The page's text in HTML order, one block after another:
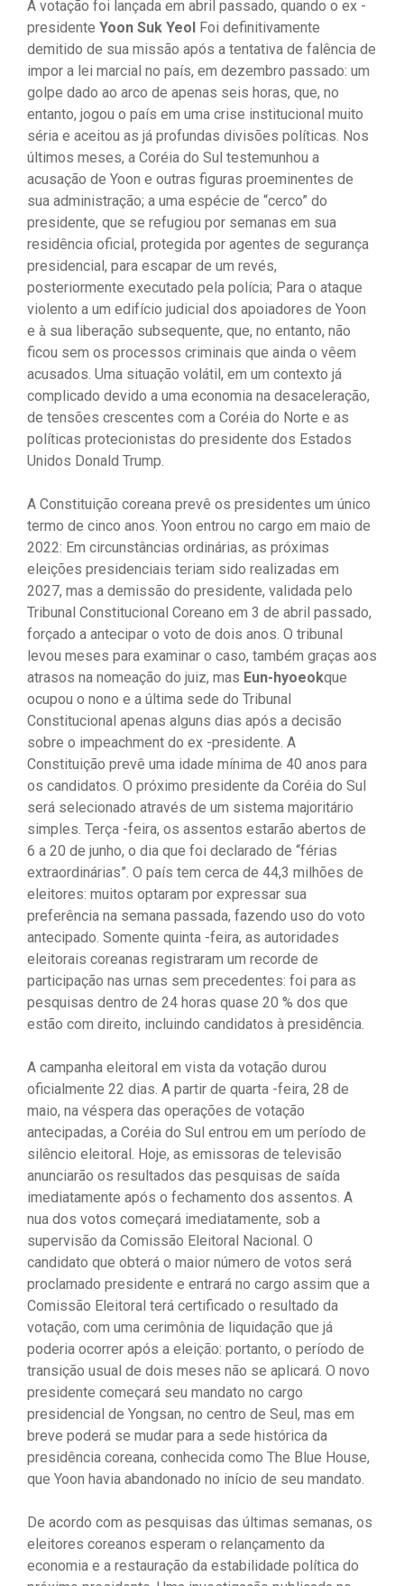
A votação foi lançada em abril passado, quando o ex -
presidente Yoon Suk Yeol
Foi definitivamente
demitido de sua missão após a tentativa de falência de
impor a lei marcial no país, em dezembro passado: um
golpe dado ao arco de apenas seis horas, que, no
entanto, jogou o país em uma crise institucional muito
séria e aceitou as já profundas divisões políticas. Nos
últimos meses, a Coréia do Sul testemunhou a
acusação de Yoon e outras figuras proeminentes de
sua administração; a uma espécie de “cerco” do
presidente, que se refugiou por semanas em sua
residência oficial, protegida por agentes de segurança
presidencial, para escapar de um revés,
posteriormente executado pela polícia; Para o ataque
violento a um edifício judicial dos apoiadores de Yoon
e à sua liberação subsequente, que, no entanto, não
ficou sem os processos criminais que ainda o vêem
acusados. Uma situação volátil, em um contexto já
complicado devido a uma economia na desaceleração,
de tensões crescentes com a Coréia do Norte e as
políticas protecionistas do presidente dos Estados
Unidos Donald Trump.
A Constituição coreana prevê os presidentes um único
termo de cinco anos. Yoon entrou no cargo em maio de
2022: Em circunstâncias ordinárias, as próximas
eleições presidenciais teriam sido realizadas em
2027, mas a demissão do presidente, validada pelo
Tribunal Constitucional Coreano em 3 de abril passado,
forçado a antecipar o voto de dois anos. O tribunal
levou meses para examinar o caso, também graças aos
atrasos na nomeação do juiz, mas Eun-hyoeokque
ocupou o nono e a última sede do Tribunal
Constitucional apenas alguns dias após a decisão
sobre o impeachment do ex -presidente. A
Constituição prevê uma idade mínima de 40 anos para
os candidatos. O próximo presidente da Coréia do Sul
será selecionado através de um sistema majoritário
simples. Terça -feira, os assentos estarão abertos de
6 a 20 de junho, o dia que foi declarado de “férias
extraordinárias”. O país tem cerca de 44,3 milhões de
eleitores: muitos optaram por expressar sua
preferência na semana passada, fazendo uso do voto
antecipado. Somente quinta -feira, as autoridades
eleitorais coreanas registraram um recorde de
participação nas urnas sem precedentes: foi para as
pesquisas dentro de 24 horas quase 20 % dos que
estão com direito, incluindo candidatos à presidência.
A campanha eleitoral em vista da votação durou
oficialmente 22 dias. A partir de quarta -feira, 28 de
maio, na véspera das operações de votação
antecipadas, a Coréia do Sul entrou em um período de
silêncio eleitoral. Hoje, as emissoras de televisão
anunciarão os resultados das pesquisas de saída
imediatamente após o fechamento dos assentos. A
nua dos votos começará imediatamente, sob a
supervisão da Comissão Eleitoral Nacional. O
candidato que obterá o maior número de votos será
proclamado presidente e entrará no cargo assim que a
Comissão Eleitoral terá certificado o resultado da
votação, com uma cerimônia de liquidação que já
poderia ocorrer após a eleição: portanto, o período de
transição usual de dois meses não se aplicará. O novo
presidente começará seu mandato no cargo
presidencial de Yongsan, no centro de Seul, mas em
breve poderá se mudar para a sede histórica da
presidência coreana, conhecida como The Blue House,
que Yoon havia abandonado no início de seu mandato.
De acordo com as pesquisas das últimas semanas, os
eleitores coreanos esperam o relançamento da
economia e a restauração da estabilidade política do